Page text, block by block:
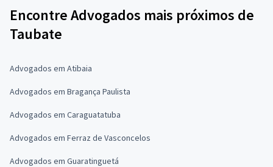
Encontre Advogados mais próximos de
Taubate
Advogados em Atibaia
Advogados em Bragança Paulista
Advogados em Caraguatatuba
Advogados em Ferraz de Vasconcelos
Advogados em Guaratinguetá